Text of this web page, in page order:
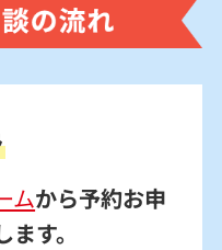
ムから予約お申
す。